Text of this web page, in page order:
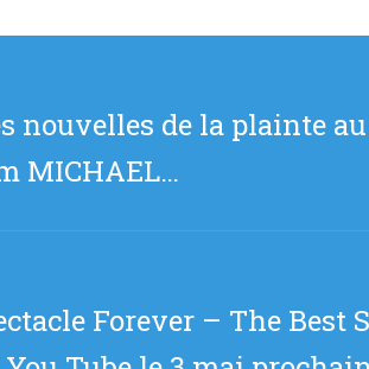
nouvelles de la plainte
MICHAEL…
Forever – The Best